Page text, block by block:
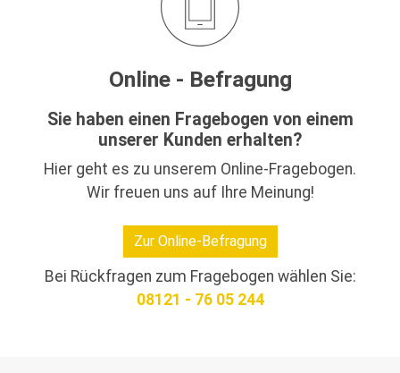
Online - Befragung
Sie haben einen Fragebogen von einem
unserer Kunden erhalten?
Hier geht es zu unserem Online-Fragebogen.
Wir freuen uns auf Ihre Meinung!
Zur Online-Befragung
Bei Rückfragen zum Fragebogen wählen Sie:
08121 - 76 05 244